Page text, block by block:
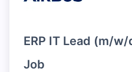
ERP IT Lead (m/
Job